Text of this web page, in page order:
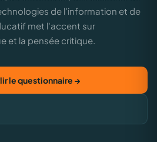
de l'information et de
met l'accent sur
et la pensée critique.
le questionnaire →